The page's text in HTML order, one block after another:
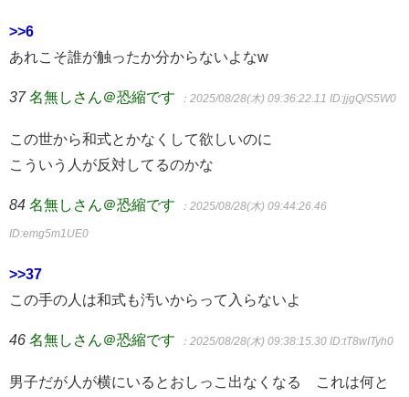
>>6
あれこそ誰が触ったか分からないよなw
37 名無しさん＠恐縮です ：2025/08/28(木) 09:36:22.11 ID:jjgQ/S5W0
この世から和式とかなくして欲しいのに
こういう人が反対してるのかな
84 名無しさん＠恐縮です ：2025/08/28(木) 09:44:26.46
ID:emg5m1UE0
>>37
この手の人は和式も汚いからって入らないよ
46 名無しさん＠恐縮です ：2025/08/28(木) 09:38:15.30 ID:tT8wITyh0
男子だが人が横にいるとおしっこ出なくなる これは何と